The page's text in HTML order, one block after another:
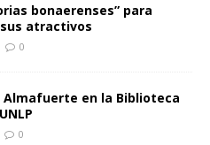
bonaerenses” para
atractivos
0
Almafuerte en la Biblioteca
0